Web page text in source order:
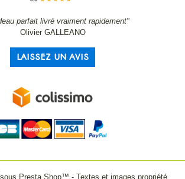
parfait livré vraiment rapidement"
Olivier GALLEANO
LAISSEZ UN AVIS
Presta Shop™ - Textes et images propriété